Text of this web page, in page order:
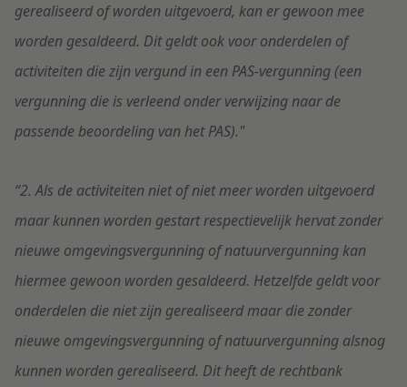
gerealiseerd of worden uitgevoerd, kan er gewoon mee
worden gesaldeerd. Dit geldt ook voor onderdelen of
activiteiten die zijn vergund in een PAS-vergunning (een
vergunning die is verleend onder verwijzing naar de
passende beoordeling van het PAS)."
“2. Als de activiteiten niet of niet meer worden uitgevoerd
maar kunnen worden gestart respectievelijk hervat zonder
nieuwe omgevingsvergunning of natuurvergunning kan
hiermee gewoon worden gesaldeerd. Hetzelfde geldt voor
onderdelen die niet zijn gerealiseerd maar die zonder
nieuwe omgevingsvergunning of natuurvergunning alsnog
kunnen worden gerealiseerd. Dit heeft de rechtbank